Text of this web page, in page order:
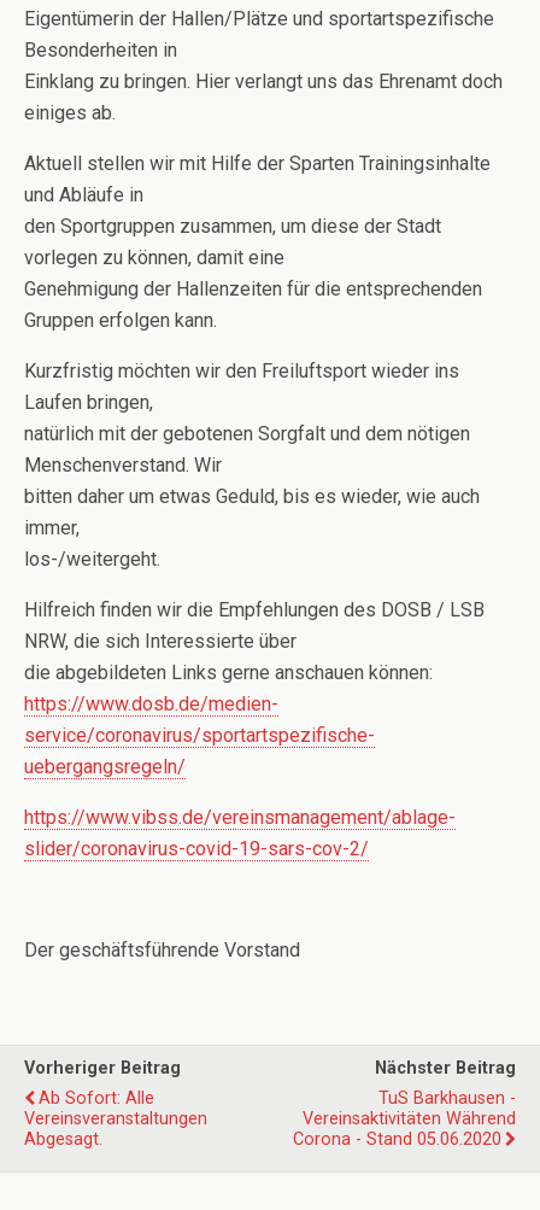
Eigentümerin der Hallen/Plätze und sportartspezifische
Besonderheiten in
Einklang zu bringen. Hier verlangt uns das Ehrenamt doch
einiges ab.
Aktuell stellen wir mit Hilfe der Sparten Trainingsinhalte
und Abläufe in
den Sportgruppen zusammen, um diese der Stadt
vorlegen zu können, damit eine
Genehmigung der Hallenzeiten für die entsprechenden
Gruppen erfolgen kann.
Kurzfristig möchten wir den Freiluftsport wieder ins
Laufen bringen,
natürlich mit der gebotenen Sorgfalt und dem nötigen
Menschenverstand. Wir
bitten daher um etwas Geduld, bis es wieder, wie auch
immer,
los-/weitergeht.
Hilfreich finden wir die Empfehlungen des DOSB / LSB
NRW, die sich Interessierte über
die abgebildeten Links gerne anschauen können:
https://www.dosb.de/medien-
service/coronavirus/sportartspezifische-
uebergangsregeln/
https://www.vibss.de/vereinsmanagement/ablage-
slider/coronavirus-covid-19-sars-cov-2/
Der geschäftsführende Vorstand
Vorheriger Beitrag
Ab Sofort: Alle
Vereinsveranstaltungen
Abgesagt.
Nächster Beitrag
TuS Barkhausen -
Vereinsaktivitäten Während
Corona - Stand 05.06.2020